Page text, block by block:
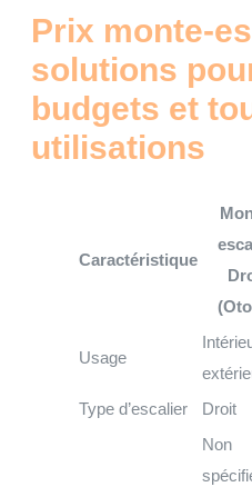
Prix monte-
solutions
budgets et
utilisations
Caractéristique
Usage
Type d’escalier
Droit
Non